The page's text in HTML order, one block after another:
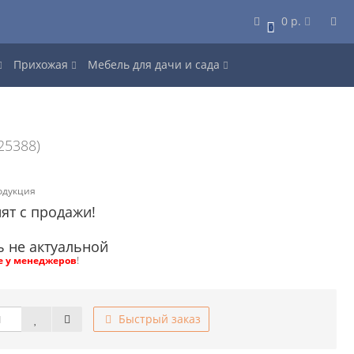
0 0 р.
Прихожая Мебель для дачи и сада
с продажи!
актуальной
у менеджеров!
Быстрый заказ